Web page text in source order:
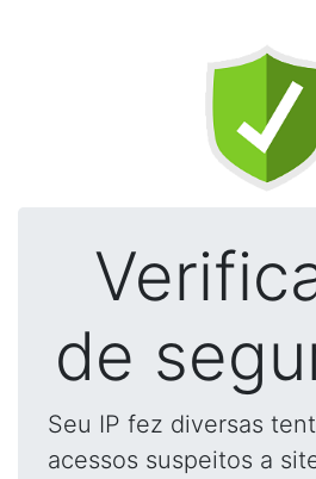
de
Seu IP fez diversas
acessos suspeitos a